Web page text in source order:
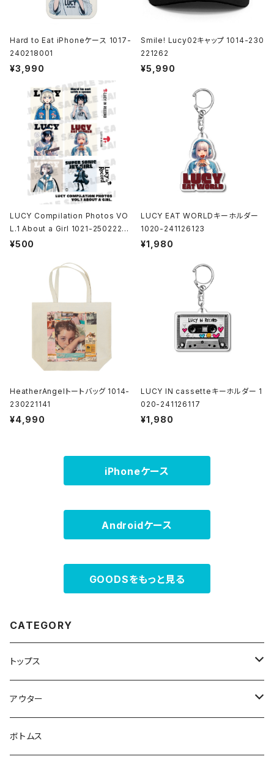
Hard to Eat iPhoneケース 1017-
240218001
¥3,990
Smile! Lucy02キャップ 1014-230
221262
¥5,990
LUCY Compilation Photos VO
L.1 About a Girl 1021-25022200
1
¥500
LUCY EAT WORLDキーホルダー
1020-241126123
¥1,980
HeatherAngelトートバッグ 1014-
230221141
¥4,990
LUCY IN cassetteキーホルダー 1
020-241126117
¥1,980
iPhoneケース
Androidケース
GOODSをもっと見る
CATEGORY
トップス
スウェット・パーカー
Tシャツ
アウター
ジャケット・ブルゾン
ボトムス